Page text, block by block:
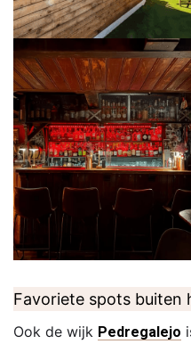
Favoriete spots buiten
Ook de wijk Pedregalejo